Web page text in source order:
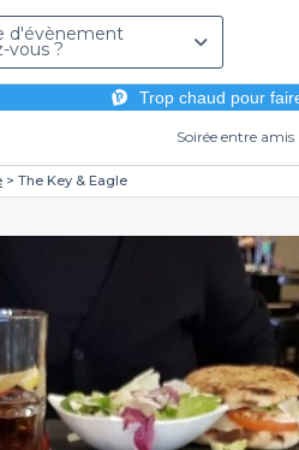
d'évènement
vous ?
Trop chaud pour
Soirée entre amis
The Key & Eagle